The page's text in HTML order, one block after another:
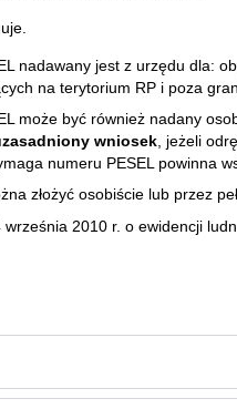
nadawany jest z urzędu dla:
na terytorium RP i poza
może być również nadany
wniosek , jeżeli
numeru PESEL powinna
złożyć osobiście lub przez
września 2010 r. o ewidencji